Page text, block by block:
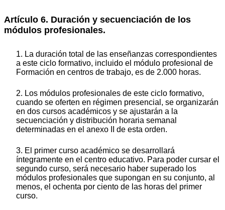
Artículo 6. Duración y secuenciación de los
módulos profesionales.
1. La duración total de las enseñanzas correspondientes
a este ciclo formativo, incluido el módulo profesional de
Formación en centros de trabajo, es de 2.000 horas.
2. Los módulos profesionales de este ciclo formativo,
cuando se oferten en régimen presencial, se organizarán
en dos cursos académicos y se ajustarán a la
secuenciación y distribución horaria semanal
determinadas en el anexo II de esta orden.
3. El primer curso académico se desarrollará
íntegramente en el centro educativo. Para poder cursar el
segundo curso, será necesario haber superado los
módulos profesionales que supongan en su conjunto, al
menos, el ochenta por ciento de las horas del primer
curso.